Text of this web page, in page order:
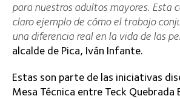
para nuestros adultos mayores. Esta
claro ejemplo de cómo el trabajo
una diferencia real en la vida de las
alcalde de Pica, Iván Infante.
Estas son parte de las iniciativas
Mesa Técnica entre Teck Quebrada